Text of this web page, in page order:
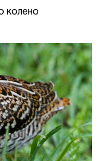
колено